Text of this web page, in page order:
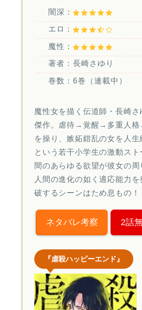
闇深：
エロ：
魔性：
著者：長崎さゆり
巻数：6巻（連載中）
魔性女を描く伝道師・長崎さ
傑作。虐待→覚醒→多重人格
を操り、嫉妬錯乱の女を人生
という若干小学生の激動スト
間のあらゆる欲望が彼女の周
人間の進化の如く適応能力
破するシーンはため息もの！
ネタバレ考察 2話
『虐殺ハッピーエンド』